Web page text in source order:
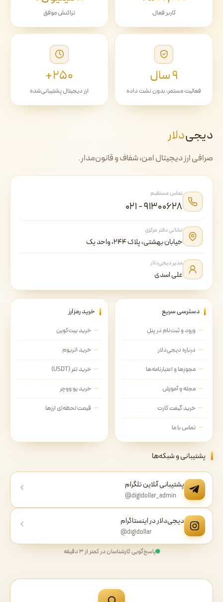
کاربر فعال تراکنش موفق
۹ سال
فعالیت مستمر، بدون نشت داده
۲۵۰+
ارز دیجیتال پشتیبانی‌شده
دیجی‌دلار
صرافی ارز دیجیتال امن، شفاف و قانون‌مدار.
تماس مستقیم
۰۲۱ - ۹۱۳۰۰۶۲۸
نشانی دفتر مرکزی
خیابان بهشتی، پلاک ۲۴۴، واحد یک
مدیر دیجی‌دلار
علی اسدی
دسترسی سریع
ورود و ثبت‌نام در پنل
درباره دیجی‌دلار
مجوزها و اعتبارنامه‌ها
مجله و آموزش
خرید گیفت کارت
تماس با ما
خرید رمزارز
خرید بیت‌کوین
خرید اتریوم
خرید تتر (USDT)
خرید یو ووچر
قیمت لحظه‌ای ارزها
پشتیبانی و شبکه‌ها
پشتیبانی آنلاین تلگرام
@digidollar_admin
دیجی‌دلار در اینستاگرام
@digidollar
پاسخ‌گویی کارشناسان در کمتر از ۳ دقیقه